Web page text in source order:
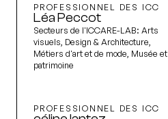
PROFESSIONNEL DES ICC
Léa Peccot
Secteurs de l'ICCARE-LAB: Arts
visuels, Design & Architecture,
Métiers d'art et de mode, Musée et
patrimoine
PROFESSIONNEL DES ICC